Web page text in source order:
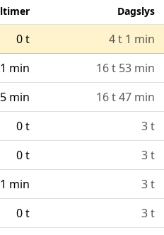
Dagslys
0 t 4 t 1 min
1 min 16 t 53 min
min 16 t 47 min
0 t 3 t
0 t 3 t
1 min 3 t
0 t 3 t